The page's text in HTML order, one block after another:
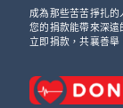
成為那些苦苦掙扎的
您的捐款能帶來深遠
立即捐款，共襄善舉